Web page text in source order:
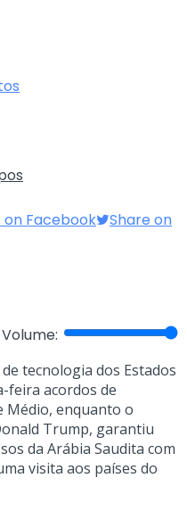
on Facebook
Share on
Volume:
tecnologia dos Estados
feira acordos de
Médio, enquanto o
Trump, garantiu
da Arábia Saudita com
visita aos países do